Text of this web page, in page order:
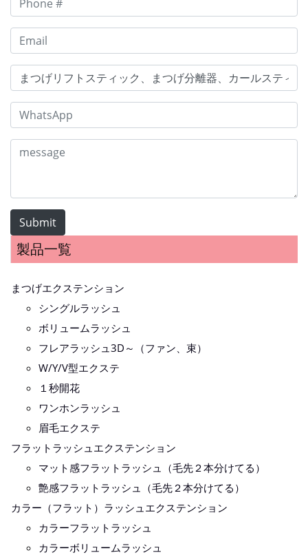
Submit
製品一覧
まつげエクステンション
シングルラッシュ
ボリュームラッシュ
フレアラッシュ3D～（ファン、束）
W/Y/V型エクステ
１秒開花
ワンホンラッシュ
眉毛エクステ
フラットラッシュエクステンション
マット感フラットラッシュ（毛先２本分けてる）
艶感フラットラッシュ（毛先２本分けてる）
カラー（フラット）ラッシュエクステンション
カラーフラットラッシュ
カラーボリュームラッシュ